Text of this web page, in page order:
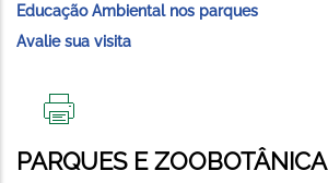
Educação Ambiental nos parques
Avalie sua visita
ESTA
PÁGINA
PARQUES E ZOOBOTÂNICA